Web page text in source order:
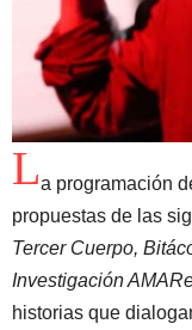
La programación
propuestas de las
Tercer Cuerpo,
Investigación
historias que